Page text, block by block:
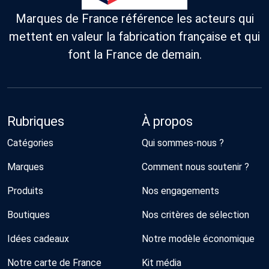
Marques de France référence les acteurs qui
mettent en valeur la fabrication française et qui
font la France de demain.
Rubriques
Catégories
Marques
Produits
Boutiques
Idées cadeaux
Notre carte de France
À propos
Qui sommes-nous ?
Comment nous soutenir ?
Nos engagements
Nos critères de sélection
Notre modèle économique
Kit média